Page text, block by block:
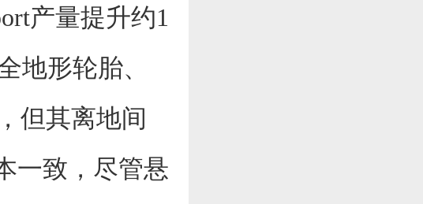
产量提升约1
地形轮胎、
但其离地间
一致，尽管悬